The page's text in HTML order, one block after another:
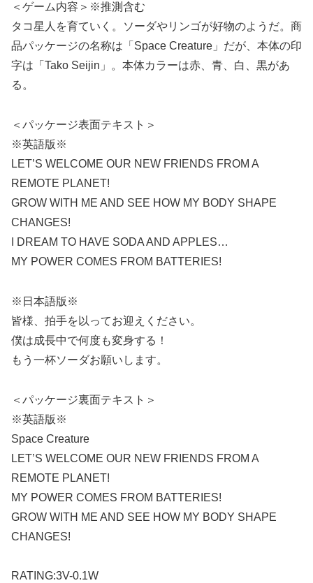
＜ゲーム内容＞※推測含む
タコ星人を育ていく。ソーダやリンゴが好物のようだ。商
品パッケージの名称は「Space Creature」だが、本体の印
字は「Tako Seijin」。本体カラーは赤、青、白、黒があ
る。
＜パッケージ表面テキスト＞
※英語版※
LET’S WELCOME OUR NEW FRIENDS FROM A
REMOTE PLANET!
GROW WITH ME AND SEE HOW MY BODY SHAPE
CHANGES!
I DREAM TO HAVE SODA AND APPLES…
MY POWER COMES FROM BATTERIES!
※日本語版※
皆様、拍手を以ってお迎えください。
僕は成長中で何度も変身する！
もう一杯ソーダお願いします。
＜パッケージ裏面テキスト＞
※英語版※
Space Creature
LET’S WELCOME OUR NEW FRIENDS FROM A
REMOTE PLANET!
MY POWER COMES FROM BATTERIES!
GROW WITH ME AND SEE HOW MY BODY SHAPE
CHANGES!
RATING:3V-0.1W